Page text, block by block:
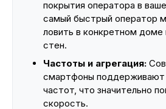
покрытия оператора в
самый быстрый оператор
ловить в конкретном доме
стен.
Частоты и агрегация:
смартфоны поддерживают
частот, что значительно
скорость.